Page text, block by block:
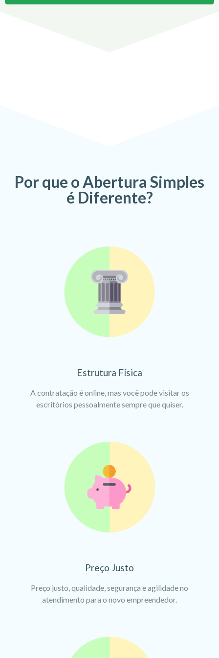
Por que o Abertura Simples
é Diferente?
Estrutura Física
A contratação é online, mas você pode visitar os
escritórios pessoalmente sempre que quiser.
Preço Justo
Preço justo, qualidade, segurança e agilidade no
atendimento para o novo empreendedor.